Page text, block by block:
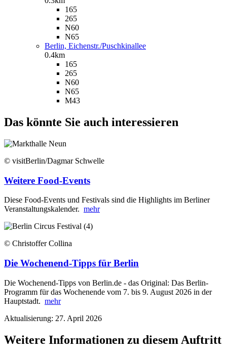
165
265
N60
N65
Berlin, Eichenstr./Puschkinallee
0.4km
165
265
N60
N65
M43
Das könnte Sie auch interessieren
© visitBerlin/Dagmar Schwelle
Weitere Food-Events
Diese Food-Events und Festivals sind die Highlights im Berliner
Veranstaltungskalender. mehr
© Christoffer Collina
Die Wochenend-Tipps für Berlin
Die Wochenend-Tipps von Berlin.de - das Original: Das Berlin-
Programm für das Wochenende vom 7. bis 9. August 2026 in der
Hauptstadt. mehr
Aktualisierung: 27. April 2026
Weitere Informationen zu diesem Auftritt